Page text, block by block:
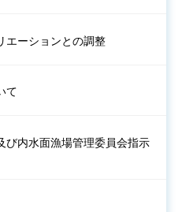
エーションとの調整
て
び内水面漁場管理委員会指示